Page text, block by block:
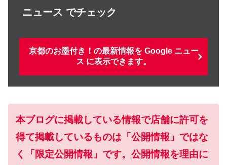
ニュース でチェック
京都のお墨付き！の最新情報を Google ニュー
ス に表示できます。
本ブログに掲載している情報で店舗に許可を
得て掲載しているものは「公開情報」ではな
く「限定公開情報」です。公開情報を理由に